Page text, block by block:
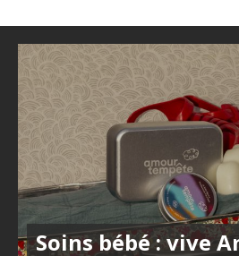
Soins bébé : vive